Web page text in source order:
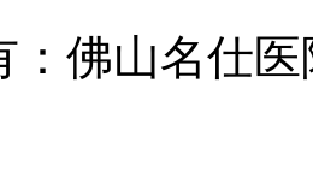
：佛山名仕